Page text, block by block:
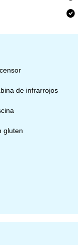
de infrarrojos
gluten